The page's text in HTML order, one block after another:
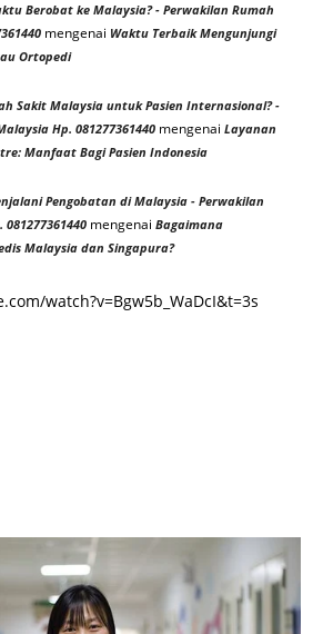
Berobat ke Malaysia? - Perwakilan Rumah
mengenai Waktu Terbaik Mengunjungi
Ortopedi
Sakit Malaysia untuk Pasien Internasional? -
Hp. 081277361440 mengenai Layanan
Manfaat Bagi Pasien Indonesia
Pengobatan di Malaysia - Perwakilan
mengenai Bagaimana
Malaysia dan Singapura?
watch?v=Bgw5b_WaDcI&t=3s